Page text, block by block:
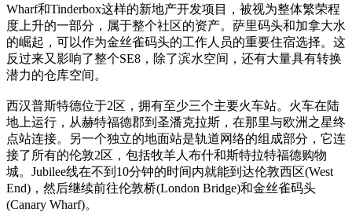
Wharf和Tinderbox这样的新地产开发项目，被视为整体繁荣程
度上升的一部分，属于整个社区的资产。萨里码头和加拿大水
的崛起，可以作为金丝雀码头的工作人员的重要住宿选择。这
反过来又影响了整个SE8，除了滨水空间，还有大量具有转换
潜力的仓库空间。
西汉普斯特德位于2区，拥有至少三个主要火车站。火车在陆
地上运行，从赫特福德郡到圣潘克拉斯，在那里与欧洲之星终
点站连接。另一个独立的地面站是轨道网络的组成部分，它连
接了所有的伦敦2区，包括牧羊人布什和斯特拉特福德购物
城。Jubilee线在不到10分钟的时间内就能到达伦敦西区(West
End)，然后继续前往伦敦桥(London Bridge)和金丝雀码头
(Canary Wharf)。